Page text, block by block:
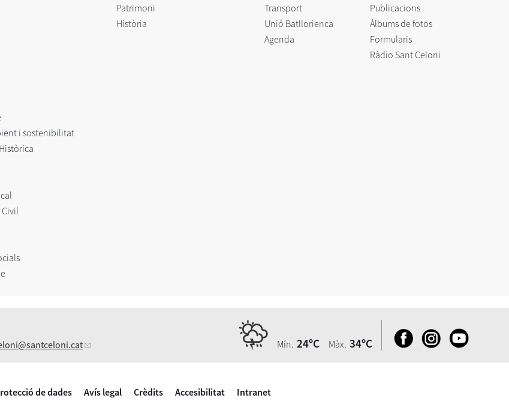
i sostenibilitat
Patrimoni
Història
Transport
Unió Batllorienca
Agenda
Publicacions
Àlbums de fotos
Formularis
Ràdio Sant Celoni
@santceloni.cat Mín. 24ºC Màx. 34ºC
de dades Avís legal Crèdits Accesibilitat Intranet